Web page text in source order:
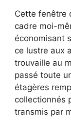
Cette fenêtre
cadre moi-
économisant
ce lustre aux
trouvaille au
passé toute
étagères
collectionnés
transmis par